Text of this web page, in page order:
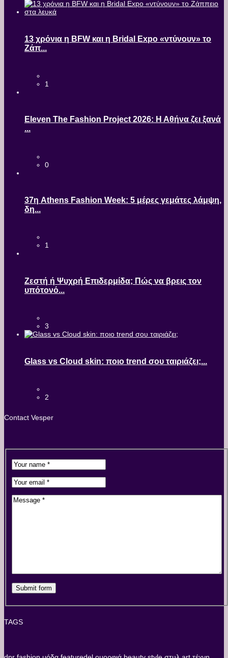
13 χρόνια η BFW και η Bridal Expo «ντύνουν» το
Ζάπ...
1
Eleven The Fashion Project 2026: Η Αθήνα ζει ξανά
...
0
37η Athens Fashion Week: 5 μέρες γεμάτες λάμψη,
δη...
1
Ζεστή ή Ψυχρή Επιδερμίδα; Πώς να βρεις τον
υπότονό...
3
Glass vs Cloud skin: ποιο trend σου ταιριάζει;...
2
Contact Vesper
TAGS